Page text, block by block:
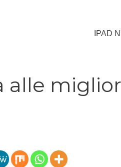
IPAD
alle